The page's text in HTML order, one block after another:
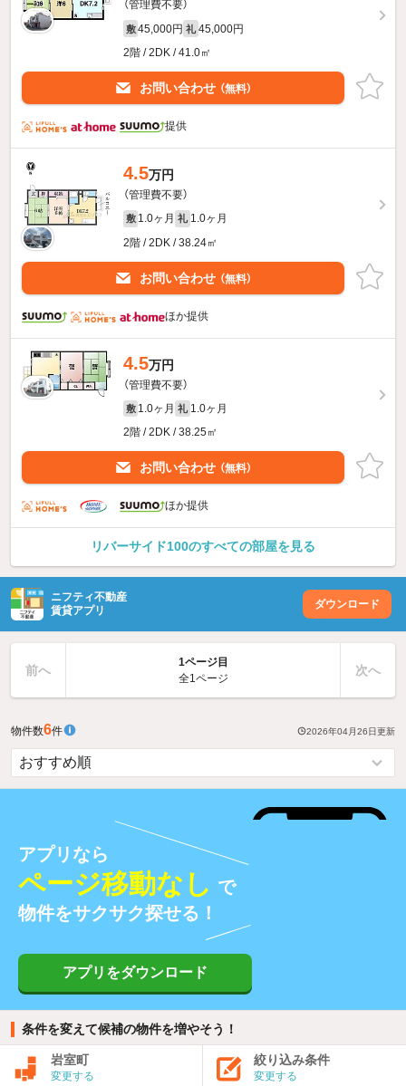
（管理費不要）
敷 45,000円 礼 45,000円
2階 / 2DK / 41.0㎡
お問い合わせ （無料）
提供
4.5万円
（管理費不要）
敷 1.0ヶ月 礼 1.0ヶ月
2階 / 2DK / 38.24㎡
お問い合わせ （無料）
ほか提供
4.5万円
（管理費不要）
敷 1.0ヶ月 礼 1.0ヶ月
2階 / 2DK / 38.25㎡
お問い合わせ （無料）
ほか提供
リバーサイド100のすべての部屋を見る
ニフティ不動産
賃貸アプリ
ダウンロード
前へ
1ページ目
全1ページ
次へ
物件数6件 2026年04月26日更新
アプリなら
ページ移動なし で
物件をサクサク探せる！
アプリをダウンロード
条件を変えて候補の物件を増やそう！
岩室町
変更する
絞り込み条件
変更する